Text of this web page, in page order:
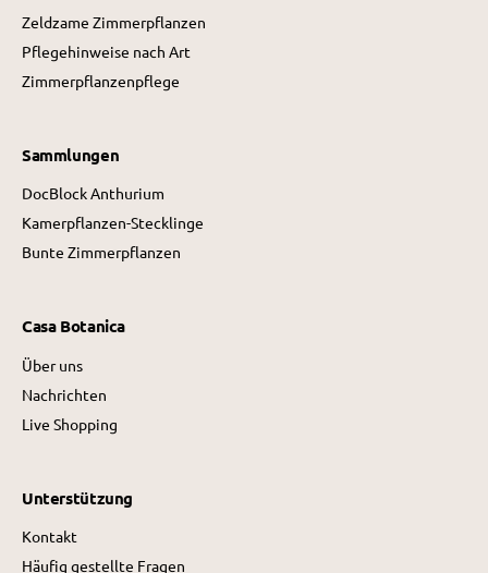
Zeldzame Zimmerpflanzen
Pflegehinweise nach Art
Zimmerpflanzenpflege
Sammlungen
DocBlock Anthurium
Kamerpflanzen-Stecklinge
Bunte Zimmerpflanzen
Casa Botanica
Über uns
Nachrichten
Live Shopping
Unterstützung
Kontakt
Häufig gestellte Fragen